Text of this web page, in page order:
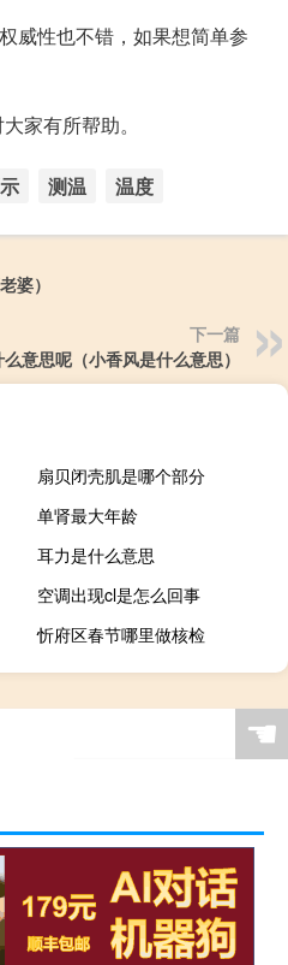
性也不错，如果想简单参
家有所帮助。
测温 温度
婆）
下一篇
意思呢（小香风是什么意思）
扇贝闭壳肌是哪个部分
单肾最大年龄
耳力是什么意思
空调出现cl是怎么回事
忻府区春节哪里做核检
☚